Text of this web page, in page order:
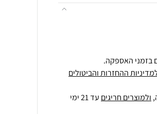
בזמני האספקה.
ההחזרות והביטולים
ולמוצרים חריגים
עד 21 ימי